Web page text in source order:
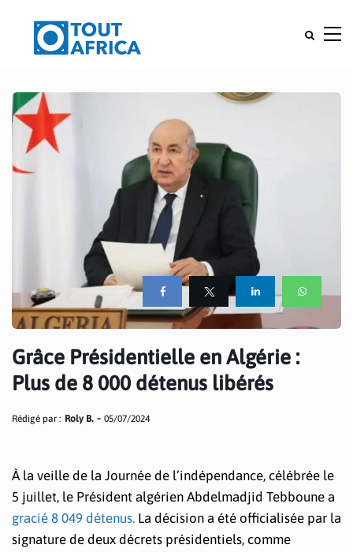
Grâce Présidentielle en Algérie :
Plus de 8 000 détenus libérés
Rédigé par : Roly B. 05/07/2024
À la veille de la Journée de l’indépendance, célébrée le
5 juillet, le Président algérien Abdelmadjid Tebboune a
gracié 8 049 détenus. La décision a été officialisée par la
signature de deux décrets présidentiels, comme